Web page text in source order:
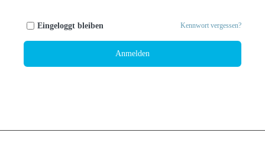
Eingeloggt bleiben Kennwort vergessen?
Anmelden